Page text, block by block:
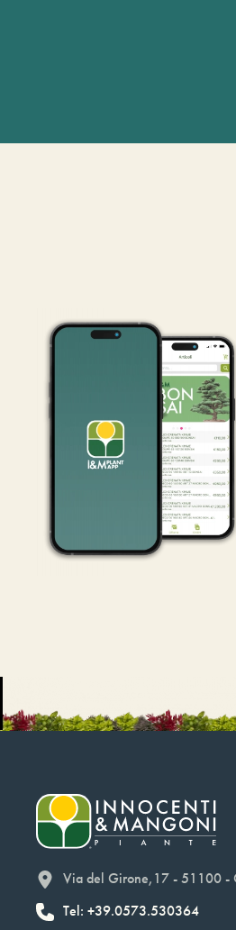
Via del Girone,17 - 51100 -
Tel: +39.0573.530364